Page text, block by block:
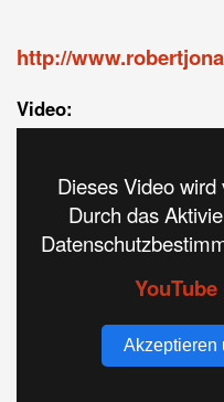
http://
Video:
Dieses Video wird
Durch das
Akzeptieren